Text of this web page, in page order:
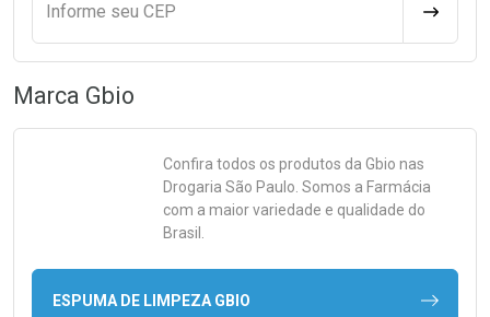
Informe seu CEP
Marca Gbio
Confira todos os produtos da Gbio nas
Drogaria São Paulo. Somos a Farmácia
com a maior variedade e qualidade do
Brasil.
ESPUMA DE LIMPEZA GBIO